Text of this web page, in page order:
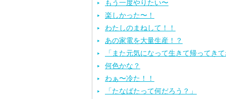
もう一度やりたい〜
楽しかった〜！
わたしのまねして！！
あの家電を大量生産！？
「また元気になって生きて帰ってき
何色かな？
わぁ〜冷た！！
「たなばたって何だろう？」